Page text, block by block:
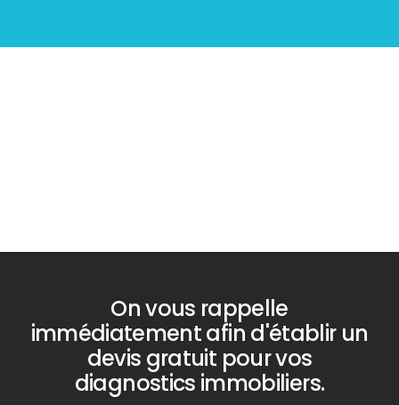
On vous rappelle
immédiatement afin d'établir un
devis gratuit pour vos
diagnostics immobiliers.